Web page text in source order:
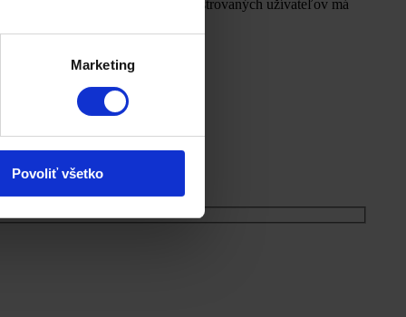
Marketing
Povoliť všetko
stavu s jej ďalším rozvojom. Registrovaných užívateľov má